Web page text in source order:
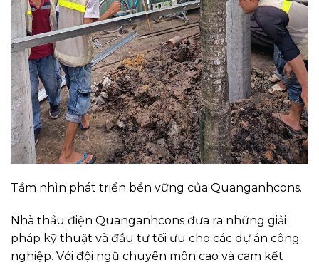
Tầm nhìn phát triển bền vững của Quanganhcons.
Nhà thầu điện Quanganhcons đưa ra những giải
pháp kỹ thuật và đầu tư tối ưu cho các dự án công
nghiệp. Với đội ngũ chuyên môn cao và cam kết